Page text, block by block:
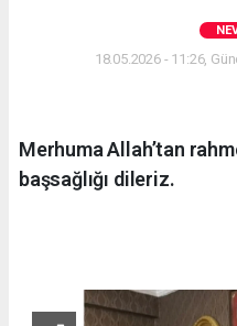
18.05.2026 - 11:26,
Merhuma Allah’tan
başsağlığı dileriz.